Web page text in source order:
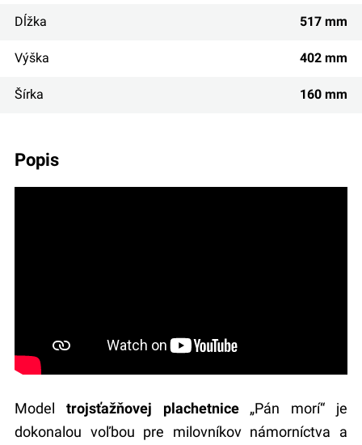
popis
Model trojsťažňovej plachetnice„Pán morí“ je
dokonalou voľbou pre milovníkov námorníctva a
Dĺžka 517 mm
Výška 402 mm
Šírka 160 mm